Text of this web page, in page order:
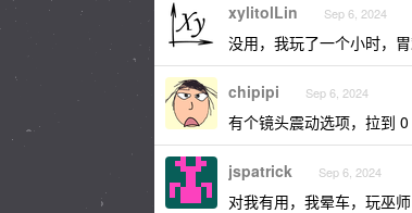
xylitolLin Sep 6, 2024
没用，我玩了一个小时，
chipipi Sep 6, 2024
有个镜头震动选项，拉到
jspatrick Sep 6, 2024
对我有用，我晕车，玩巫